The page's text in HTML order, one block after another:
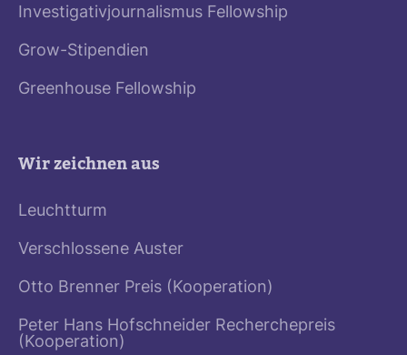
Investigativjournalismus Fellowship
Grow-Stipendien
Greenhouse Fellowship
Wir zeichnen aus
Leuchtturm
Verschlossene Auster
Otto Brenner Preis (Kooperation)
Peter Hans Hofschneider Recherchepreis
(Kooperation)